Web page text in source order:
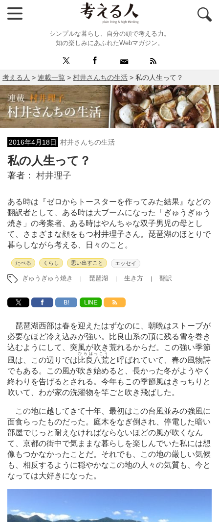
シンプルな暮らし、自分の頭で考える力。
知の楽しみにあふれたWebマガジン。
考える人 > 連載一覧 > 村井さんちの生活 > 私の人生って？
2016年4月18日 村井さんちの生活
私の人生って？
著者： 村井理子
ある時は『ゼロからトースターを作ってみた結果』などの
翻訳者として、ある時は大ブームになった「ぎゅうぎゅう
焼き」の考案者、ある時はやんちゃな双子男児の母とし
て、さまざまな顔をもつ村井理子さん。琵琶湖のほとりで
暮らしながら考える、日々のこと。
たべる くらし 思い出すこと エッセイ
ぎゅうぎゅう焼き 琵琶湖 生き方 翻訳
B! LINE
琵琶湖西部は春を迎えたはずなのに、朝晩はストーブが
必要なほど冷え込みが強い。比良山系の頂に残る雪を巻き
込むようにして、突風が吹き荒れるからだ。この強い季節
風は、この辺りでは比良八荒
ひらはっこう
と呼ばれていて、春の風物詩
でもある。この風が吹き始めると、長かった冬がようやく
終わりを告げるとされる。今年もこの季節風はきっちりと
吹いて、わが家の洗濯物を竿ごと吹き飛ばした。
この地に越してきて十年、最初はこの台風並みの強風に
面食らったものだった。庭木をなぎ倒され、停電した暗い
部屋でじっと耐えなければならないほどの風が吹くなん
て、京都の街中で気ままな暮らしを楽しんでいた私には想
像もつかなかったことだ。それでも、この地の厳しい気候
も、相反するように穏やかなこの地の人々の気質も、今と
なっては大好きになった。